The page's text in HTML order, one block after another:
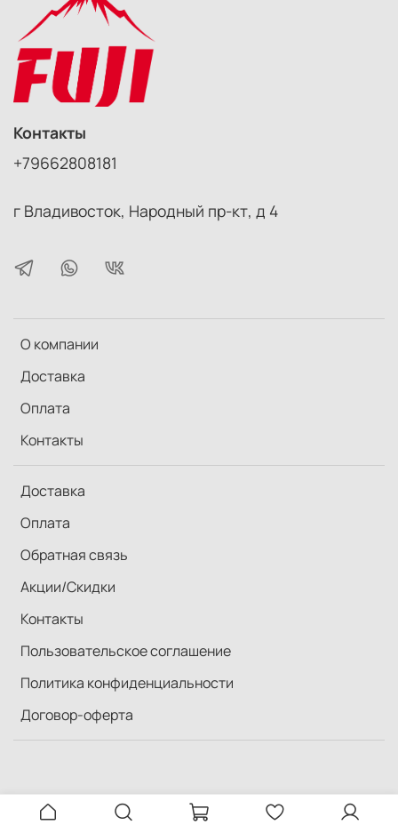
О компании
Доставка
Оплата
Контакты
Доставка
Оплата
Обратная связь
Акции/Скидки
Контакты
Пользовательское соглашение
Политика конфиденциальности
Договор-оферта
Контакты
+79662808181
г Владивосток, Народный пр-кт, д 4